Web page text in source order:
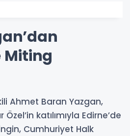
Miting
Ahmet Baran Yazgan,
katılımıyla Edirne’de
Cumhuriyet Halk